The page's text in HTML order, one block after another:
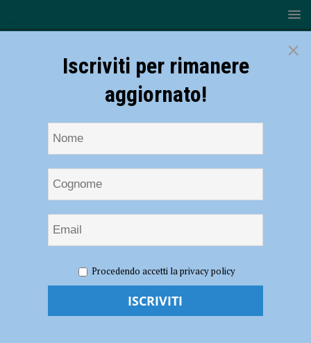
Luigi Lucini è il nuovo preside della facoltà di Scienze agrarie
Università Cattolica, Luigi Lucini è il
×
Iscriviti per rimanere
aggiornato!
Procedendo accetti la privacy policy